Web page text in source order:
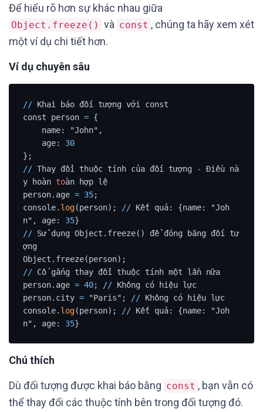
Để hiểu rõ hơn sự khác nhau giữa
Object.freeze() và const , chúng ta hãy xem xét
một ví dụ chi tiết hơn.
Ví dụ chuyên sâu
// Khai báo đối tượng với const
const person = {
    age:
30
// Thay đổi thuộc tính của đối tượng - Điều nà
y hoàn toàn hợp lệ
person.age = 35;
console. log(person); // Kết quả: {name: "Joh
n", age: 35
// Sử dụng Object.freeze() để đóng băng đối tư
ợng
// Cố gắng thay đổi thuộc tính một lần nữa
person.age = 40; // Không có hiệu lực
person.city = "Paris"; // Không có hiệu lực
console. log(person); // Kết quả: {name: "Joh
n", age: 35
Chú thích
Dù đối tượng được khai báo bằng const , bạn vẫn có
thể thay đổi các thuộc tính bên trong đối tượng đó.